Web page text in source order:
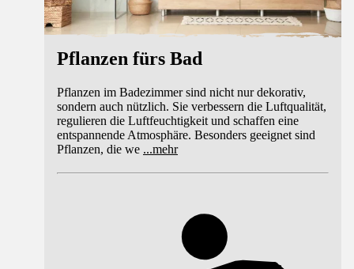
Pflanzen fürs Bad
Pflanzen im Badezimmer sind nicht nur dekorativ,
sondern auch nützlich. Sie verbessern die Luftqualität,
regulieren die Luftfeuchtigkeit und schaffen eine
entspannende Atmosphäre. Besonders geeignet sind
Pflanzen, die we ...mehr